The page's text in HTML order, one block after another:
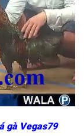
gà Vegas79